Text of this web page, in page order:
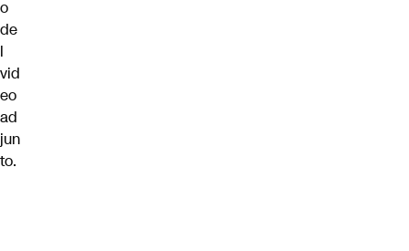
o
de
l
vid
eo
ad
jun
to.